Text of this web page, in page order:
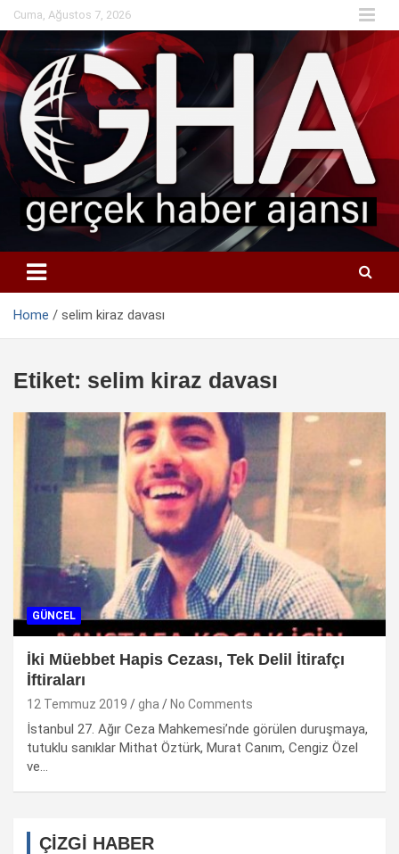
Skip
to
content
Cuma, Ağustos 7, 2026
Home selim kiraz davası
Etiket: selim kiraz davası
GÜNCEL
İki Müebbet Hapis Cezası, Tek Delil İtirafçı
İftiraları
12 Temmuz 2019 gha No Comments
İstanbul 27. Ağır Ceza Mahkemesi’nde görülen duruşmaya,
tutuklu sanıklar Mithat Öztürk, Murat Canım, Cengiz Özel
ve…
ÇİZGİ HABER